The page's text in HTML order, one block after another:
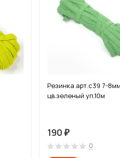
Резинка арт.с39 7-8мм
цв.зеленый уп.10м
190 ₽
0